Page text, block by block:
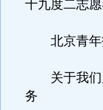
十九度二志
北京青年
关于我们
务